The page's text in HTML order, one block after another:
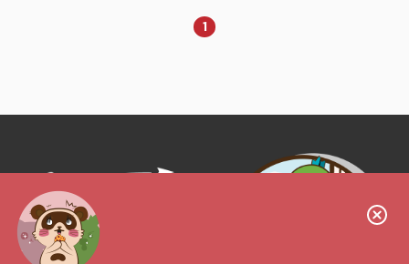
1
Follow us!